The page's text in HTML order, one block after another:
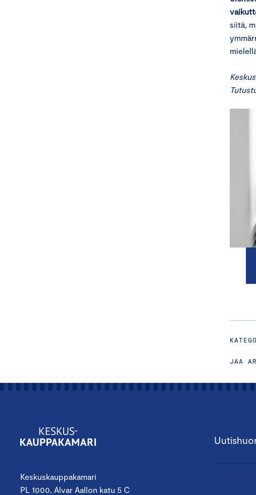
siitä,
JAA
Keskuskauppakamari
PL 1000, Alvar Aallon katu 5 C